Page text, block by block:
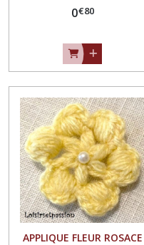
coudre ou à coller, vendu à
0€80
APPLIQUE FLEUR ROSACE